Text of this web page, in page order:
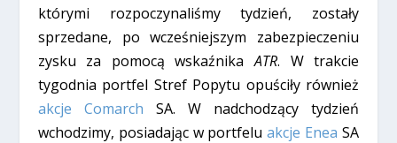
którymi rozpoczynaliśmy tydzień, zostały
sprzedane, po wcześniejszym zabezpieczeniu
zysku za pomocą wskaźnikaATR. W trakcie
tygodnia portfel Stref Popytu opuściły również
akcje Comarch SA. W nadchodzący tydzień
wchodzimy, posiadając w portfeluakcje Enea SA